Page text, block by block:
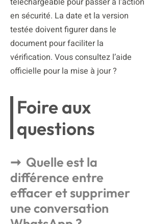
en sécurité. La date et la version
testée doivent figurer dans le
document pour faciliter la
vérification. Vous consultez l’aide
officielle pour la mise à jour ?
Foire aux
questions
Quelle est la
différence entre
effacer et supprimer
une conversation